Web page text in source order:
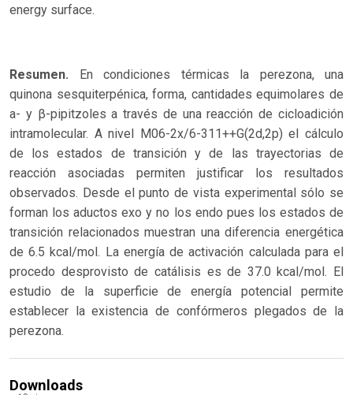
energy surface.
Resumen. En condiciones térmicas la perezona, una
quinona sesquiterpénica, forma, cantidades equimolares de
a- y β-pipitzoles a través de una reacción de cicloadición
intramolecular. A nivel M06-2x/6-311++G(2d,2p) el cálculo
de los estados de transición y de las trayectorias de
reacción asociadas permiten justificar los resultados
observados. Desde el punto de vista experimental sólo se
forman los aductos exo y no los endo pues los estados de
transición relacionados muestran una diferencia energética
de 6.5 kcal/mol. La energía de activación calculada para el
procedo desprovisto de catálisis es de 37.0 kcal/mol. El
estudio de la superficie de energía potencial permite
establecer la existencia de confórmeros plegados de la
perezona.
Downloads